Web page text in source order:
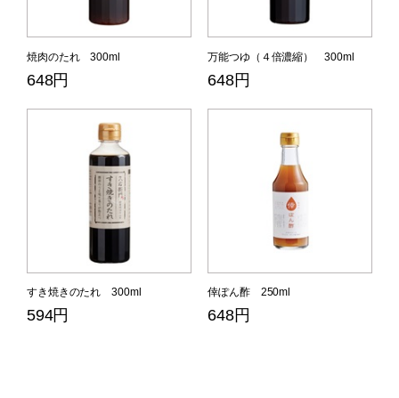
焼肉のたれ 300ml
648円
万能つゆ（４倍濃縮） 300ml
648円
すき焼きのたれ 300ml
594円
倖ぽん酢 250ml
648円